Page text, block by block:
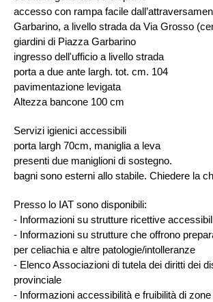
accesso con rampa facile
Garbarino, a livello strada da Via Grosso
giardini di Piazza Garbarino
ingresso dell'ufficio a livello strada
porta a due ante largh. tot. cm. 104
pavimentazione levigata
Altezza bancone 100 cm
Servizi igienici accessibili
porta largh 70cm, maniglia a leva
presenti due maniglioni di sostegno.
bagni sono esterni allo stabile. Chiedere la
Presso lo IAT sono disponibili:
- Informazioni su strutture ricettive
- Informazioni su strutture che offrono
per celiachia e altre patologie/intolleranze
- Elenco Associazioni di tutela dei diritti dei
provinciale
- Informazioni accessibilità e fruibilità di